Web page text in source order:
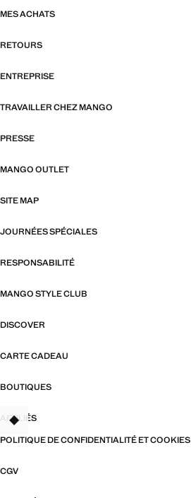
MES ACHATS
RETOURS
ENTREPRISE
TRAVAILLER CHEZ MANGO
PRESSE
MANGO OUTLET
SITE MAP
JOURNÉES SPÉCIALES
RESPONSABILITÉ
MANGO STYLE CLUB
DISCOVER
CARTE CADEAU
BOUTIQUES
AFFILIÉS
POLITIQUE DE CONFIDENTIALITÉ ET COOKIES
CGV